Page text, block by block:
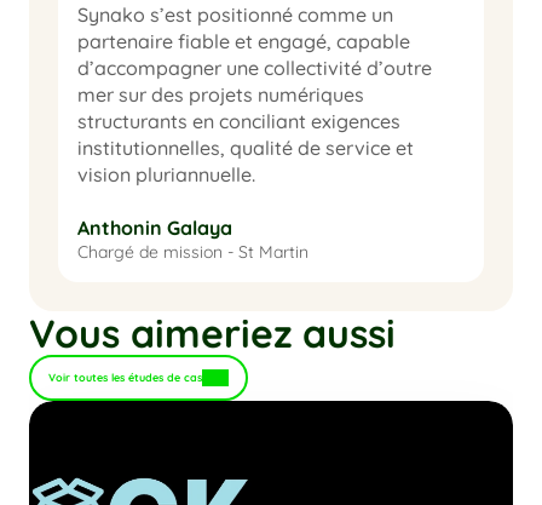
Synako s’est positionné comme un
partenaire fiable et engagé, capable
d’accompagner une collectivité d’outre
mer sur des projets numériques
structurants en conciliant exigences
institutionnelles, qualité de service et
vision pluriannuelle.
Anthonin Galaya
Chargé de mission - St Martin
Vous aimeriez aussi
Voir toutes les études de cas